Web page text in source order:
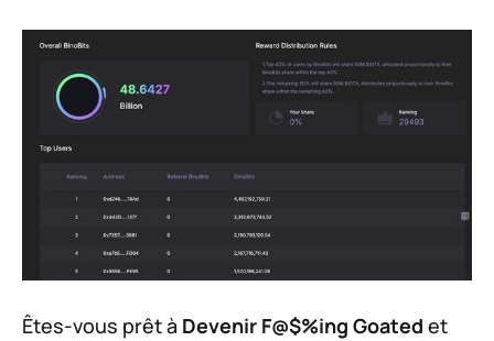
Êtes-vous prêt à Devenir F@$%ing Goated et